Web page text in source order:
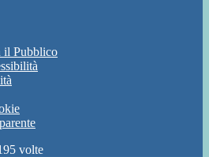
il Pubblico
volte